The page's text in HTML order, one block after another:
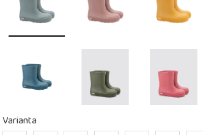
Varianta